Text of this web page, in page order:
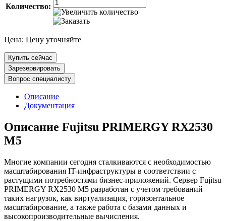
Количество:
Цена: Цену уточняйте
Купить сейчас
Зарезервировать
Вопрос специалисту
Описание
Документация
Описание Fujitsu PRIMERGY RX2530
M5
Многие компании сегодня сталкиваются с необходимостью
масштабирования IT-инфраструктуры в соответствии с
растущими потребностями бизнес-приложений. Сервер Fujitsu
PRIMERGY RX2530 M5 разработан с учетом требований
таких нагрузок, как виртуализация, горизонтальное
масштабирование, а также работа с базами данных и
высокопроизводительные вычисления.